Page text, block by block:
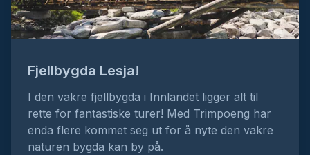
IL Hållingen
Rana SK
Hovden på tur 2026
Hovden Sportsklubb
Fjellbygda Lesja!
I den vakre fjellbygda i Innlandet ligger alt til
rette for fantastiske turer! Med Trimpoeng har
enda flere kommet seg ut for å nyte den vakre
naturen bygda kan by på.